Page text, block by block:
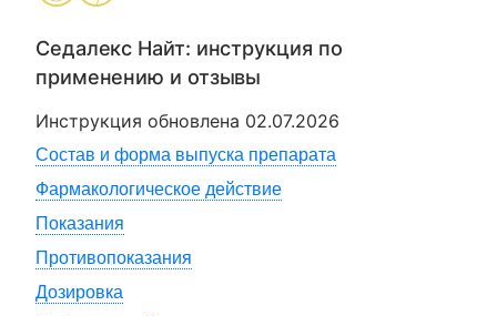
Седалекс Найт: инструкция по
применению и отзывы
Инструкция обновлена 02.07.2026
Состав и форма выпуска препарата
Фармакологическое действие
Показания
Противопоказания
Дозировка